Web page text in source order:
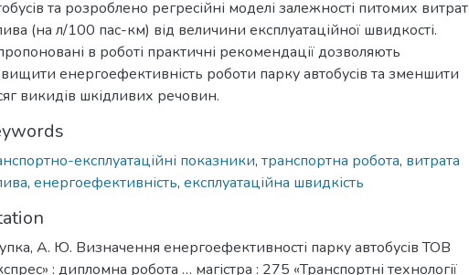
та розроблено регресійні моделі залежності питомих витрат
(на л/100 пас-км) від величини експлуатаційної швидкості.
в роботі практичні рекомендації дозволяють
енергоефективність роботи парку автобусів та зменшити
викидів шкідливих речовин.
експлуатаційні показники, транспортна робота, витрата
, енергоефективність, експлуатаційна швидкість
А. Ю. Визначення енергоефективності парку автобусів ТОВ
: дипломна робота … магістра : 275 «Транспортні технології